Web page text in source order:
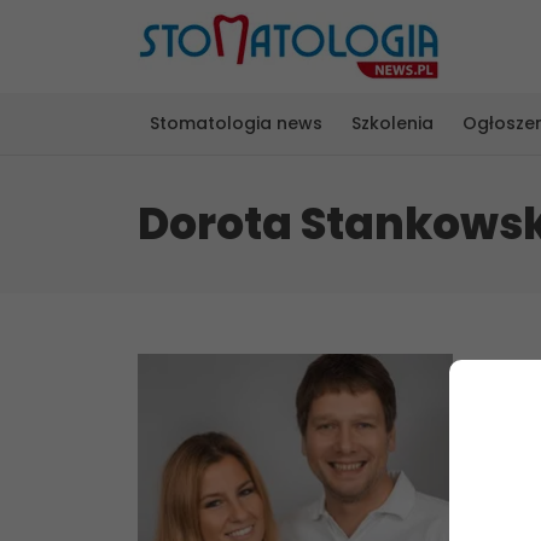
Stomatologia news Szkolenia
Dorota
im